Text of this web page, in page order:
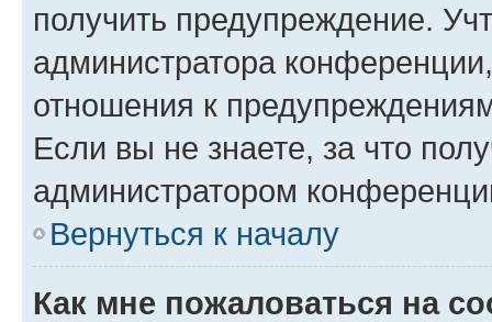
получить предупреждение.
администратора
отношения к
Если вы не знаете, за что
администратором
Вернуться к началу
Как мне пожаловаться на